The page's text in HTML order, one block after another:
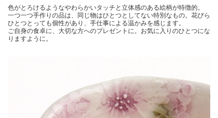
色がとろけるようなやわらかいタッチと立体感のある絵柄が特徴的。
一つ一つ手作りの品は、同じ物はひとつとしてない特別なもの。花びら
ひとつとっても個性があり、手仕事による温かみを感じます。
ご自身の食卓に、大切な方へのプレゼントに。お気に入りのひとつにな
りますように。